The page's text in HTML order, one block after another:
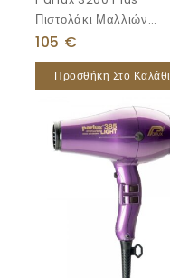
Πιστολάκι Μαλλιών
1900W
105 €
Προσθήκη Στο Καλάθι